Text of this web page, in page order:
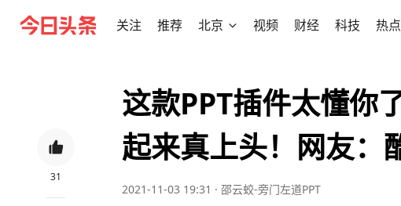
关注 推荐 北京 视频 财经 科技 热点
31
这款PPT插件太懂你
起来真上头！网友：
2021-11-03 19:31 · 邵云蛟-旁门左道PPT